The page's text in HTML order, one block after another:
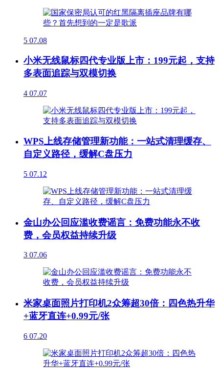
5 07.08
小米无线鼠标四代专业版上市：199元起，支持
多表面追踪与双模切换
4 07.07
WPS上线存储管理新功能：一站式清理缓存、
自定义路径，缓解C盘压力
5 07.12
金山办公回应滥收费谣言：免费功能永不收
费，会员权益持续升级
3 07.06
米家桌面照片打印机2众筹超30倍：四色热升华
+蓝牙直连+0.99元/张
6 07.20